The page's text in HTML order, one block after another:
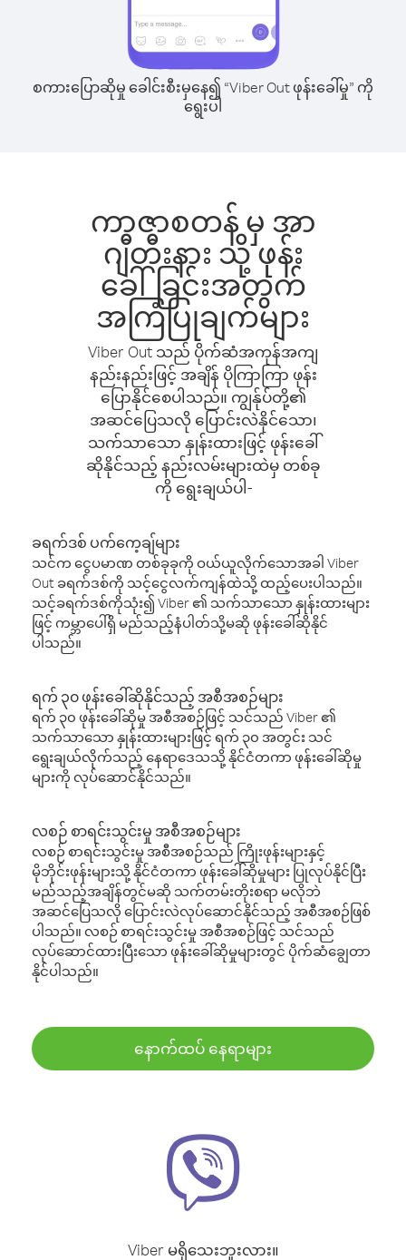
စကားပြောဆိုမှု ခေါင်းစီးမှနေ၍ “Viber Out ဖုန်းခေါ်မှု” ကို
ရွေးပါ
ကာဇာစတန် မှ အာ
ဂျီတီးနား သို့ ဖုန်း
ခေါ်ခြင်းအတွက်
အကြံပြုချက်များ
Viber Out သည် ပိုက်ဆံအကုန်အကျ
နည်းနည်းဖြင့် အချိန် ပိုကြာကြာ ဖုန်း
ပြောနိုင်စေပါသည်။ ကျွန်ုပ်တို့၏
အဆင်ပြေသလို ပြောင်းလဲနိုင်သော၊
သက်သာသော နှုန်းထားဖြင့် ဖုန်းခေါ်
ဆိုနိုင်သည့် နည်းလမ်းများထဲမှ တစ်ခု
ကို ရွေးချယ်ပါ-
ခရက်ဒစ် ပက်ကေ့ချ်များ
သင်က ငွေပမာဏ တစ်ခုခုကို ဝယ်ယူလိုက်သောအခါ Viber
Out ခရက်ဒစ်ကို သင့်ငွေလက်ကျန်ထဲသို့ ထည့်ပေးပါသည်။
သင့်ခရက်ဒစ်ကိုသုံး၍ Viber ၏ သက်သာသော နှုန်းထားများ
ဖြင့် ကမ္ဘာပေါ်ရှိ မည်သည့်နံပါတ်သို့မဆို ဖုန်းခေါ်ဆိုနိုင်
ပါသည်။
ရက် ၃၀ ဖုန်းခေါ်ဆိုနိုင်သည့် အစီအစဉ်များ
ရက် ၃၀ ဖုန်းခေါ်ဆိုမှု အစီအစဉ်ဖြင့် သင်သည် Viber ၏
သက်သာသော နှုန်းထားများဖြင့် ရက် ၃၀ အတွင်း သင်
ရွေးချယ်လိုက်သည့် နေရာဒေသသို့ နိုင်ငံတကာ ဖုန်းခေါ်ဆိုမှု
များကို လုပ်ဆောင်နိုင်သည်။
လစဉ် စာရင်းသွင်းမှု အစီအစဉ်များ
လစဉ် စာရင်းသွင်းမှု အစီအစဉ်သည် ကြိုးဖုန်းများနှင့်
မိုဘိုင်းဖုန်းများသို့ နိုင်ငံတကာ ဖုန်းခေါ်ဆိုမှုများ ပြုလုပ်နိုင်ပြီး
မည်သည့်အချိန်တွင်မဆို သက်တမ်းတိုးစရာ မလိုဘဲ
အဆင်ပြေသလို ပြောင်းလဲလုပ်ဆောင်နိုင်သည့် အစီအစဉ်ဖြစ်
ပါသည်။ လစဉ် စာရင်းသွင်းမှု အစီအစဉ်ဖြင့် သင်သည်
လုပ်ဆောင်ထားပြီးသော ဖုန်းခေါ်ဆိုမှုများတွင် ပိုက်ဆံချွေတာ
နိုင်ပါသည်။
နောက်ထပ် နေရာများ
Viber မရှိသေးဘူးလား။